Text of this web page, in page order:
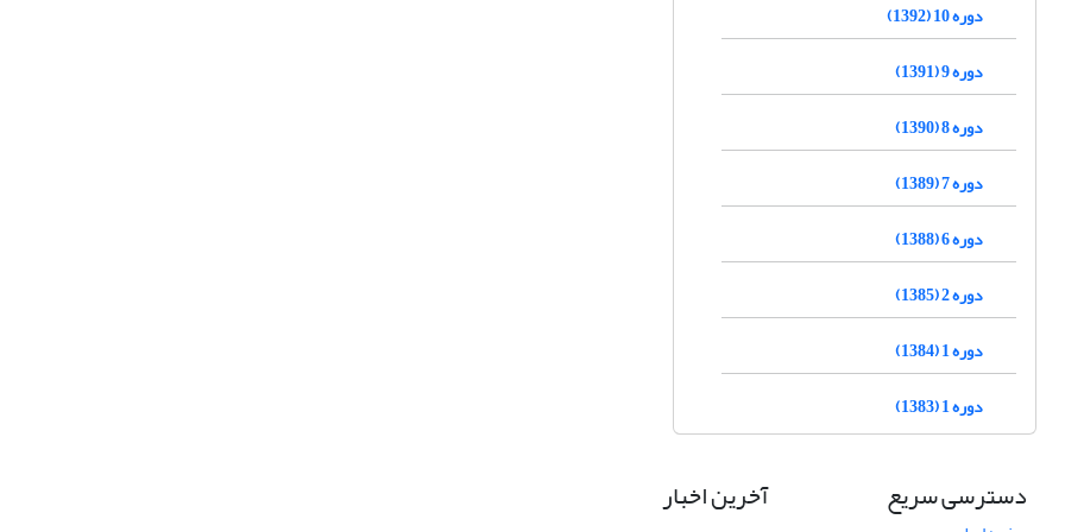
دوره 10 (1392)
دوره 9 (1391)
دوره 8 (1390)
دوره 7 (1389)
دوره 6 (1388)
دوره 2 (1385)
دوره 1 (1384)
دوره 1 (1383)
دسترسی سریع آخرین اخبار